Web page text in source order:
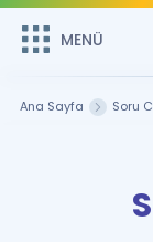
MENÜ
Remzi Hoca ile
MENÜ
Çalışma
Ana Sayfa Soru